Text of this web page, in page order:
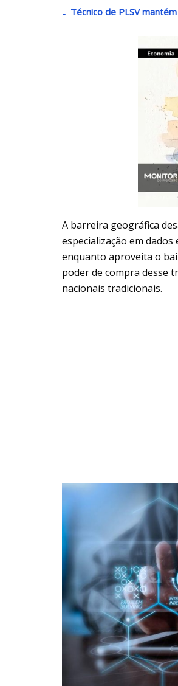
Técnico de PLSV
A barreira geográfica
especialização em
enquanto aproveita o
poder de compra desse
nacionais tradicionais.